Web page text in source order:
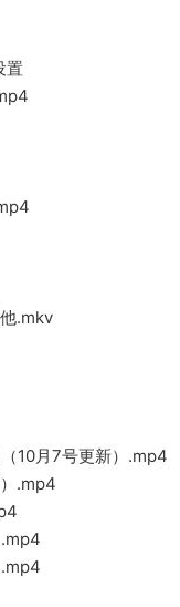
置
.mkv
10月7号更新）.mp4
.mp4